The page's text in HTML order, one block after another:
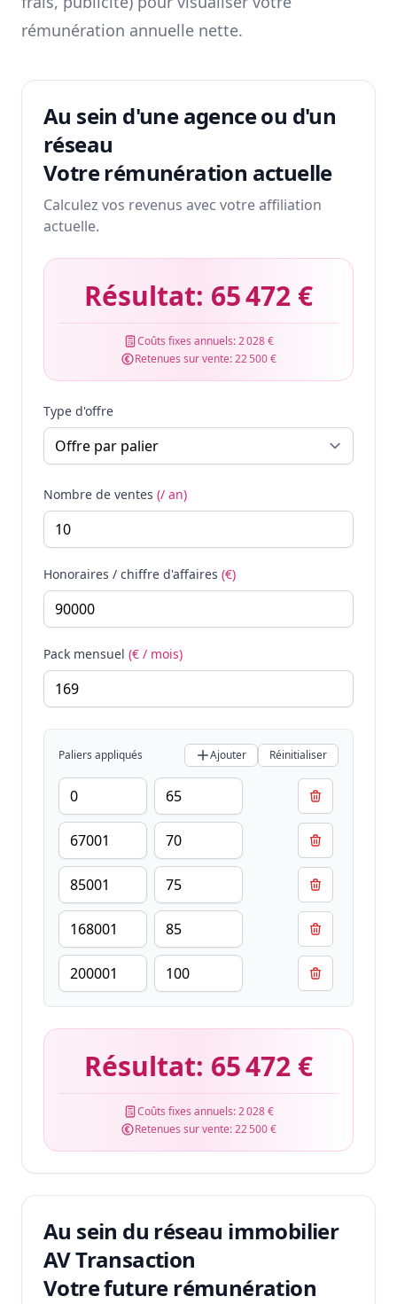
rémunération annuelle nette.
Au sein d'une agence ou d'un
réseau
Votre rémunération actuelle
Calculez vos revenus avec votre affiliation
actuelle.
Résultat: 65 472 €
Coûts fixes annuels:2 028 €
Retenues sur vente:22 500 €
Type d'offre
Nombre de ventes (/ an)
Honoraires / chiffre d'affaires (€)
Pack mensuel (€ / mois)
Paliers appliqués Ajouter Réinitialiser
Résultat: 65 472 €
Coûts fixes annuels:2 028 €
Retenues sur vente:22 500 €
Au sein du réseau immobilier
AV Transaction
Votre future rémunération